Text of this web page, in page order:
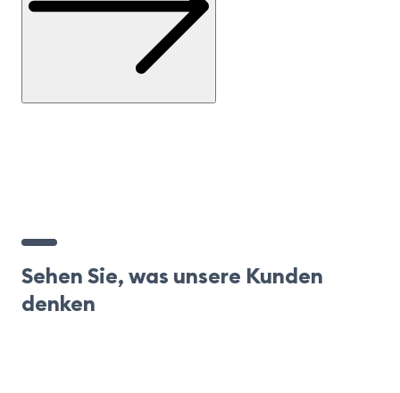
Sehen Sie, was unsere Kunden
denken